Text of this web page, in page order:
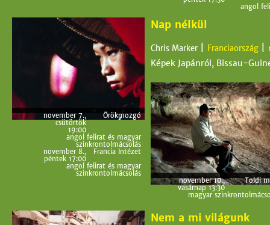
angol
november 7.,
csütörtök
19:00
Örökmozgó
angol felirat és magyar
szinkrontolmácsolás
november 8.,
péntek 17:00
Francia Intézet
angol felirat és magyar
szinkrontolmácsolás
Nap nélkül
Chris Marker Franciaország
Képek Japánról, Bissau-
november 10.,
vasárnap 13:30
Toldi
magyar
Nem a mi világunk